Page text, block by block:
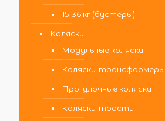
15-36 кг (бустеры)
Коляски
Модульные коляски
Коляски-трансформеры
Прогулочные коляски
Коляски-трости